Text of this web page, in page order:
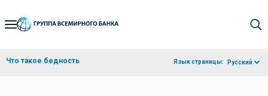
Skip
Navigation
Что такое бедность Язык страницы: Русский